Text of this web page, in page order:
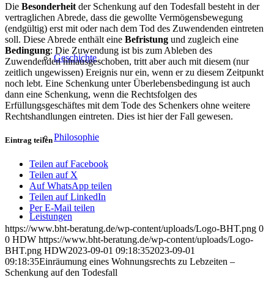
Geschichte
Philosophie
Leistungen
Die Besonderheit der Schenkung auf den Todesfall besteht in der
vertraglichen Abrede, dass die gewollte Vermögensbewegung
(endgültig) erst mit oder nach dem Tod des Zuwendenden eintreten
soll. Diese Abrede enthält eine Befristung und zugleich eine
Bedingung: Die Zuwendung ist bis zum Ableben des
Zuwendenden hinausgeschoben, tritt aber auch mit diesem (nur
zeitlich ungewissen) Ereignis nur ein, wenn er zu diesem Zeitpunkt
noch lebt. Eine Schenkung unter Überlebensbedingung ist auch
dann eine Schenkung, wenn die Rechtsfolgen des
Erfüllungsgeschäftes mit dem Tode des Schenkers ohne weitere
Rechtshandlungen eintreten. Dies ist hier der Fall gewesen.
Eintrag teilen
Teilen auf Facebook
Teilen auf X
Auf WhatsApp teilen
Teilen auf LinkedIn
Per E-Mail teilen
https://www.bht-beratung.de/wp-content/uploads/Logo-BHT.png 0
0 HDW https://www.bht-beratung.de/wp-content/uploads/Logo-
BHT.png HDW2023-09-01 09:18:352023-09-01
09:18:35Einräumung eines Wohnungsrechts zu Lebzeiten –
Schenkung auf den Todesfall